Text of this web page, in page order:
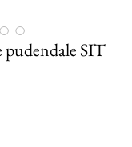
pudendale SIT